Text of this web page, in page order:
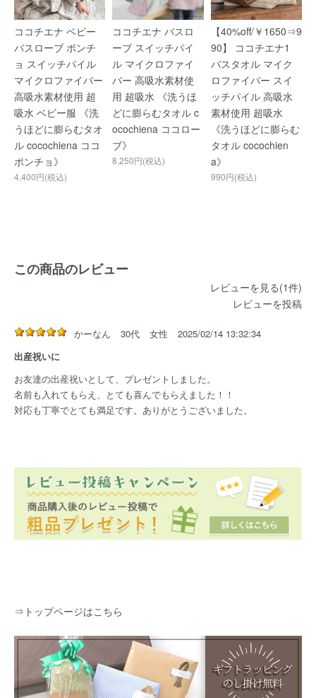
ココチエナ ベビー
バスローブ ポンチ
ョ スイッチパイル
マイクロファイバー
高吸水素材使用 超
吸水 ベビー服 《洗
うほどに膨らむタオ
ル cocochiena ココ
ポンチョ》
4,400円(税込)
ココチエナ バスロ
ーブ スイッチパイ
ル マイクロファイ
バー 高吸水素材使
用 超吸水 《洗うほ
どに膨らむタオル c
ocochiena ココロー
ブ》
8,250円(税込)
【40%off/￥1650⇒9
90】 ココチエナ1
バスタオル マイク
ロファイバー スイ
ッチパイル 高吸水
素材使用 超吸水
《洗うほどに膨らむ
タオル cocochien
a》
990円(税込)
この商品のレビュー
レビューを見る(1件)
レビューを投稿
かーなん 30代 女性
2025/02/14 13:32:34
出産祝いに
お友達の出産祝いとして、プレゼントしました。
名前も入れてもらえ、とても喜んでもらえました！！
対応も丁寧でとても満足です。ありがとうございました。
⇒ トップページはこちら